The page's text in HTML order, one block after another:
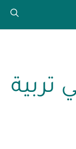
تربية